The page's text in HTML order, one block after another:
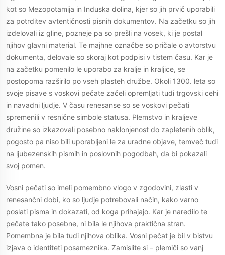
kot so Mezopotamija in Induska dolina, kjer so jih prvič uporabili
za potrditev avtentičnosti pisnih dokumentov. Na začetku so jih
izdelovali iz gline, pozneje pa so prešli na vosek, ki je postal
njihov glavni material. Te majhne označbe so pričale o avtorstvu
dokumenta, delovale so skoraj kot podpisi v tistem času. Kar je
na začetku pomenilo le uporabo za kralje in kraljice, se
postopoma razširilo po vseh plasteh družbe. Okoli 1300. leta so
svoje pisave s voskovi pečate začeli opremljati tudi trgovski cehi
in navadni ljudje. V času renesanse so se voskovi pečati
spremenili v resnične simbole statusa. Plemstvo in kraljeve
družine so izkazovali posebno naklonjenost do zapletenih oblik,
pogosto pa niso bili uporabljeni le za uradne objave, temveč tudi
na ljubezenskih pismih in poslovnih pogodbah, da bi pokazali
svoj pomen.
Vosni pečati so imeli pomembno vlogo v zgodovini, zlasti v
renesančni dobi, ko so ljudje potrebovali način, kako varno
poslati pisma in dokazati, od koga prihajajo. Kar je naredilo te
pečate tako posebne, ni bila le njihova praktična stran.
Pomembna je bila tudi njihova oblika. Vosni pečat je bil v bistvu
izjava o identiteti posameznika. Zamislite si – plemiči so vanj